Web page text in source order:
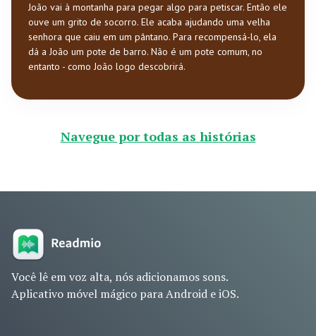
João vai à montanha para pegar algo para petiscar. Então ele
ouve um grito de socorro. Ele acaba ajudando uma velha
senhora que caiu em um pântano. Para recompensá-lo, ela
dá a João um pote de barro. Não é um pote comum, no
entanto - como João logo descobrirá.
Navegue por todas as histórias
Você lê em voz alta, nós adicionamos sons.
Aplicativo móvel mágico para Android e iOS.